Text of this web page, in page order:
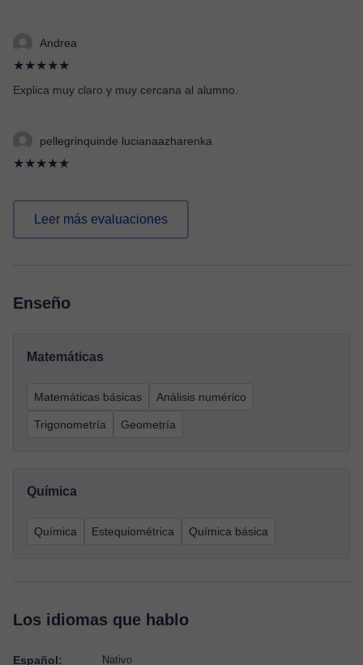
Andrea
★★★★★
Explica muy claro y muy cercana al alumno.
pellegrinquinde lucianaazharenka
★★★★★
Leer más evaluaciones
Enseño
Matemáticas
Matemáticas básicas Análisis numérico
Trigonometría Geometría
Química
Química Estequiométrica Química básica
Los idiomas que hablo
Español: Nativo